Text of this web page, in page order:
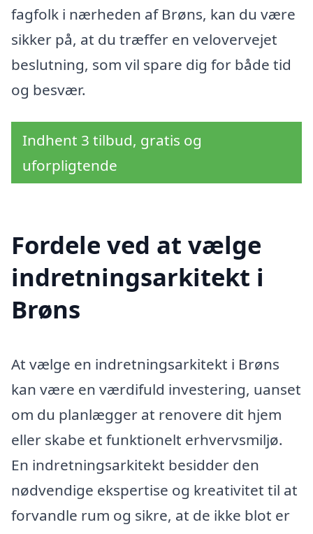
fagfolk i nærheden af Brøns, kan du være
sikker på, at du træffer en velovervejet
beslutning, som vil spare dig for både tid
og besvær.
Indhent 3 tilbud, gratis og
uforpligtende
Fordele ved at vælge
indretningsarkitekt i
Brøns
At vælge en indretningsarkitekt i Brøns
kan være en værdifuld investering, uanset
om du planlægger at renovere dit hjem
eller skabe et funktionelt erhvervsmiljø.
En indretningsarkitekt besidder den
nødvendige ekspertise og kreativitet til at
forvandle rum og sikre, at de ikke blot er